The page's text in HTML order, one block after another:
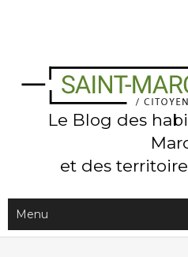
Le Blog des
et des